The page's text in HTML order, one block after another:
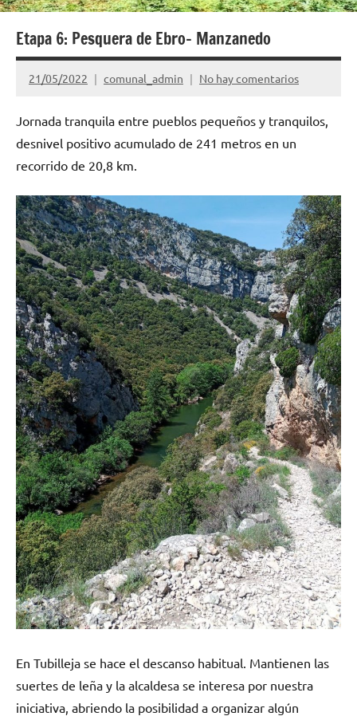
sido,
y
serán.
ABC:
Batzarre,
Comunal.
Etapa 6: Pesquera de Ebro- Manzanedo
21/05/2022 comunal_admin No hay comentarios
Jornada tranquila entre pueblos pequeños y tranquilos,
desnivel positivo acumulado de 241 metros en un
recorrido de 20,8 km.
En Tubilleja se hace el descanso habitual. Mantienen las
suertes de leña y la alcaldesa se interesa por nuestra
iniciativa, abriendo la posibilidad a organizar algún